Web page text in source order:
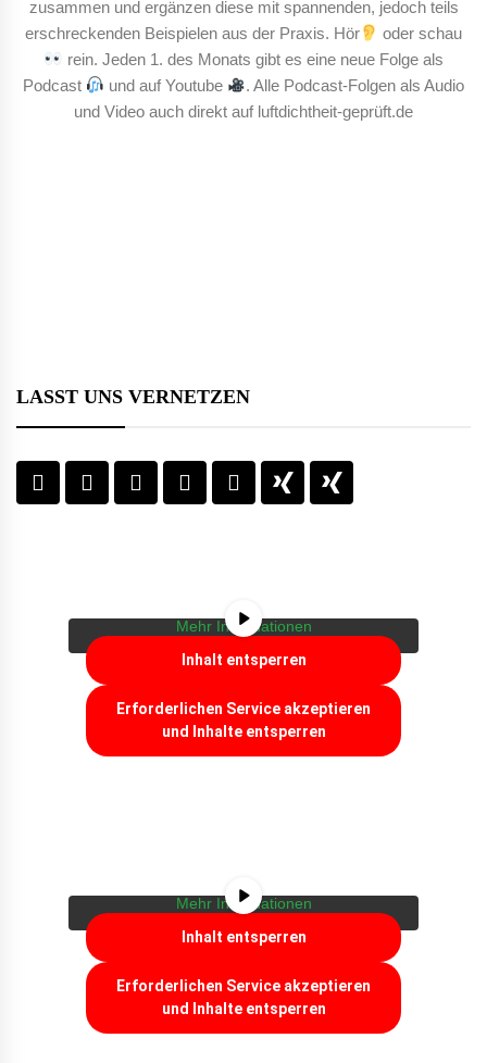
zusammen und ergänzen diese mit spannenden, jedoch teils
erschreckenden Beispielen aus der Praxis. Hör
oder schau
rein. Jeden 1. des Monats gibt es eine neue Folge als
Podcast
und auf Youtube
. Alle Podcast-Folgen als Audio
und Video auch direkt auf luftdichtheit-geprüft.de
LASST UNS VERNETZEN
Mehr Informationen
Inhalt entsperren
Erforderlichen Service akzeptieren
und Inhalte entsperren
Mehr Informationen
Inhalt entsperren
Erforderlichen Service akzeptieren
und Inhalte entsperren